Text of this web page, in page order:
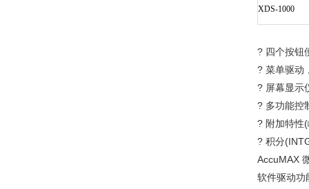
XDS-1000
? 四个按钮
? 菜单驱动
? 屏幕显示
? 多功能控
? 附加特性
? 积分
AccuMAX
软件驱动功